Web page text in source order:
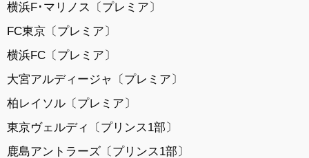
横浜F･マリノス〔プレミア〕
FC東京〔プレミア〕
横浜FC〔プレミア〕
大宮アルディージャ〔プレミア〕
柏レイソル〔プレミア〕
東京ヴェルディ〔プリンス1部〕
鹿島アントラーズ〔プリンス1部〕